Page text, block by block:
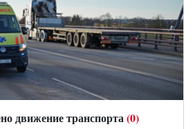
движение транспорта(0)